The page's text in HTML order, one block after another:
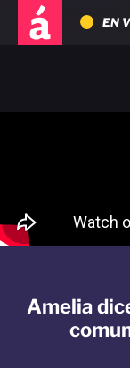
EN
Amelia